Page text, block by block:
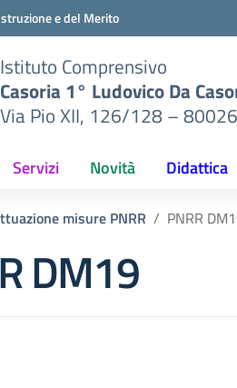
e del Merito
Istituto Comprensivo
Casoria 1° Ludovico Da
Via Pio XII, 126/128 –
Servizi Novità Didattica
misure PNRR PNRR
DM19